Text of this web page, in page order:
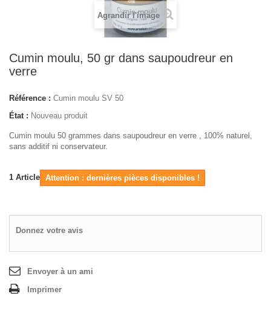
Agrandir l'image
Cumin moulu, 50 gr dans saupoudreur en
verre
Référence : Cumin moulu SV 50
État : Nouveau produit
Cumin moulu 50 grammes dans saupoudreur en verre , 100% naturel,
sans additif ni conservateur.
1 Article Attention : dernières pièces disponibles !
Donnez votre avis
Envoyer à un ami
Imprimer